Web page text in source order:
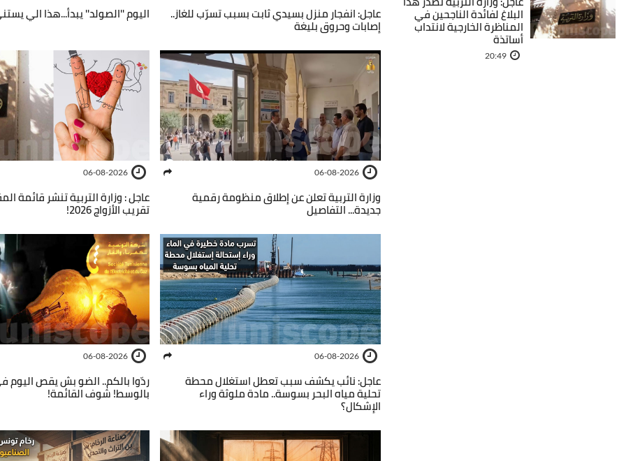
عاجل: انفجار منزل بسيدي ثابت بسبب تسرّب للغاز..
إصابات وحروق بليغة
اليوم ''الصولد'' يبدأ...هذا الي
06-08-2026
وزارة التربية تعلن عن إطلاق منظومة رقمية
جديدة... التفاصيل
06-08-2026
عاجل : وزارة التربية تنشر قائمة
تقريب الأزواج 2026!
06-08-2026
عاجل: نائب يكشف سبب تعطل استغلال محطة
تحلية مياه البحر بسوسة.. مادة ملوثة وراء
الإشكال؟
06-08-2026
ردّوا بالكم.. الضو بش يقص اليوم
بالوسط! شوف القائمة!
البلاغ لفائدة الناجحين في
المناظرة الخارجية لانتداب
أساتذة
20:49